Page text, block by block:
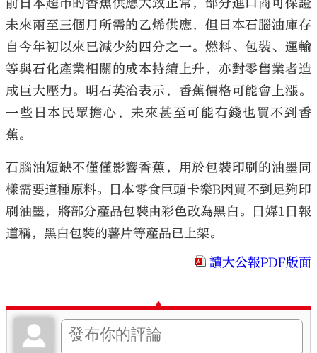
前日本超市的香蕉供應大致正常，部分進口商可保證
未來兩至三個月所需的乙烯供應，但日本石腦油庫存
自今年初以來已減少約四分之一。燃料、包裝、運輸
等與石化產業相關的成本持續上升，亦對零售業者造
成巨大壓力。明石英治表示，香蕉價格可能會上漲。
一些日本民眾擔心，未來甚至可能有錢也買不到香
蕉。
石腦油短缺不僅僅影響香蕉，用於包裝印刷的油墨同
樣需要這種原料。日本零食巨頭卡樂B因買不到足夠印
刷油墨，將部分產品包裝由彩色改為黑白。日媒1日報
道稱，黑白包裝的薯片等產品已上架。
讀大公報PDF版面